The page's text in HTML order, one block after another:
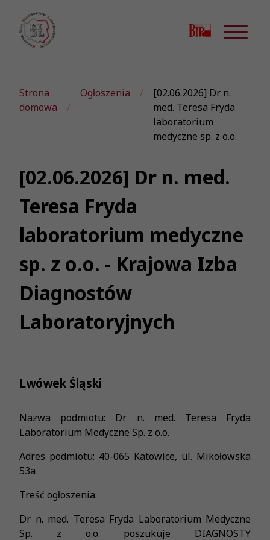
Strona
domowa
Ogłoszenia
[02.06.2026] Dr n.
med. Teresa Fryda
laboratorium
medyczne sp. z o.o.
[02.06.2026] Dr n. med.
Teresa Fryda
laboratorium medyczne
sp. z o.o. - Krajowa Izba
Diagnostów
Laboratoryjnych
Lwówek Śląski
Nazwa podmiotu: Dr n. med. Teresa Fryda
Laboratorium Medyczne Sp. z o.o.
Adres podmiotu: 40-065 Katowice, ul. Mikołowska
53a
Treść ogłoszenia:
Dr n. med. Teresa Fryda Laboratorium Medyczne
Sp. z o.o. poszukuje DIAGNOSTY